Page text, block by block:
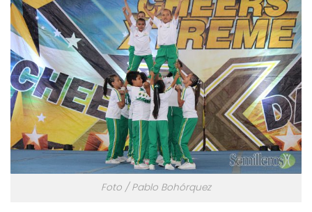
Foto / Pablo Bohórquez